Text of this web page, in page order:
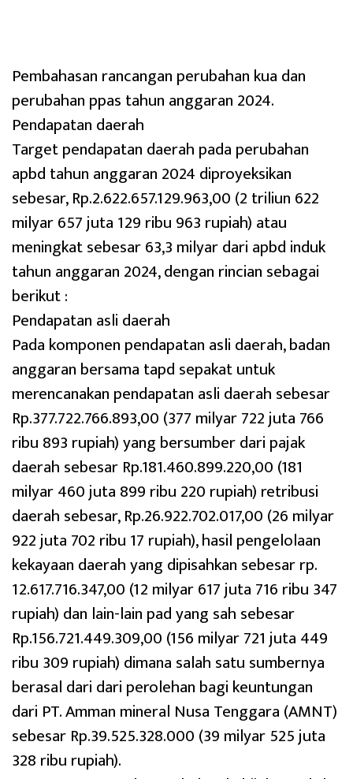
Pembahasan rancangan perubahan kua dan
perubahan ppas tahun anggaran 2024.
Pendapatan daerah
Target pendapatan daerah pada perubahan
apbd tahun anggaran 2024 diproyeksikan
sebesar, Rp.2.622.657.129.963,00 (2 triliun 622
milyar 657 juta 129 ribu 963 rupiah) atau
meningkat sebesar 63,3 milyar dari apbd induk
tahun anggaran 2024, dengan rincian sebagai
berikut :
Pendapatan asli daerah
Pada komponen pendapatan asli daerah, badan
anggaran bersama tapd sepakat untuk
merencanakan pendapatan asli daerah sebesar
Rp.377.722.766.893,00 (377 milyar 722 juta 766
ribu 893 rupiah) yang bersumber dari pajak
daerah sebesar Rp.181.460.899.220,00 (181
milyar 460 juta 899 ribu 220 rupiah) retribusi
daerah sebesar, Rp.26.922.702.017,00 (26 milyar
922 juta 702 ribu 17 rupiah), hasil pengelolaan
kekayaan daerah yang dipisahkan sebesar rp.
12.617.716.347,00 (12 milyar 617 juta 716 ribu 347
rupiah) dan lain-lain pad yang sah sebesar
Rp.156.721.449.309,00 (156 milyar 721 juta 449
ribu 309 rupiah) dimana salah satu sumbernya
berasal dari dari perolehan bagi keuntungan
dari PT. Amman mineral Nusa Tenggara (AMNT)
sebesar Rp.39.525.328.000 (39 milyar 525 juta
328 ribu rupiah).